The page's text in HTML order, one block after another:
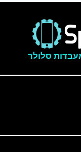
סלולר